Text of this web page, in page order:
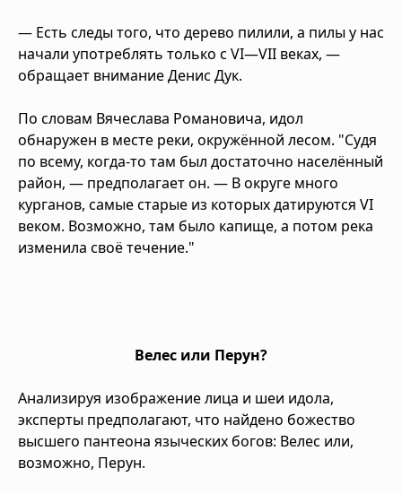
— Есть следы того, что дерево пилили, а пилы у нас
начали употреблять только с VI—VII веках, —
обращает внимание Денис Дук.
По словам Вячеслава Романовича, идол
обнаружен в месте реки, окружённой лесом. "Судя
по всему, когда-то там был достаточно населённый
район, — предполагает он. — В округе много
курганов, самые старые из которых датируются VI
веком. Возможно, там было капище, а потом река
изменила своё течение."
Велес или Перун?
Анализируя изображение лица и шеи идола,
эксперты предполагают, что найдено божество
высшего пантеона языческих богов: Велес или,
возможно, Перун.